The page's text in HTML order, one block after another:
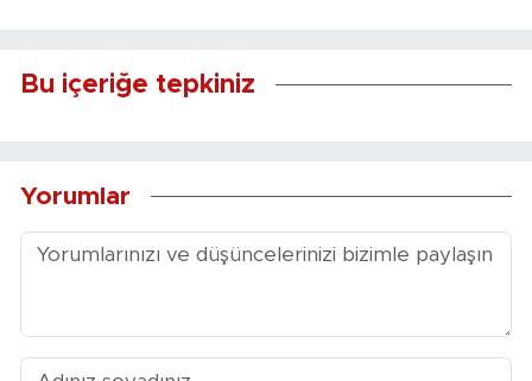
Bu içeriğe tepkiniz
Yorumlar